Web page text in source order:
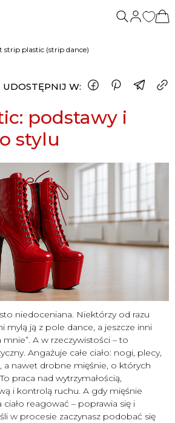
strip plastic (strip dance)
UDOSTĘPNIJ W:
podstawy i
stylu
niedoceniana. Niektórzy od razu
mylą ją z pole dance, a jeszcze inni
mnie”. A w rzeczywistości – to
Angażuje całe ciało: nogi, plecy,
a nawet drobne mięśnie, o których
praca nad wytrzymałością,
i kontrolą ruchu. A gdy mięśnie
ciało reagować – poprawia się i
w procesie zaczynasz podobać się